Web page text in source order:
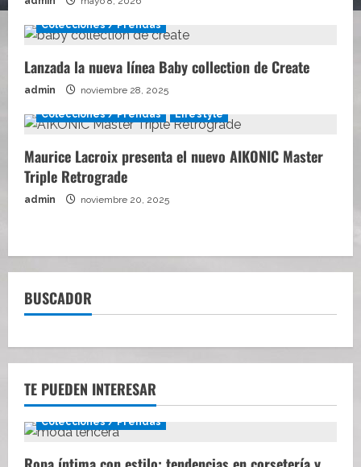
Colecciones / Prendas
Lanzada la nueva línea Baby collection de Create
admin noviembre 28, 2025
Colecciones / Prendas Lifestyle
Maurice Lacroix presenta el nuevo AIKONIC Master
Triple Retrograde
admin noviembre 20, 2025
BUSCADOR
TE PUEDEN INTERESAR
Colecciones / Prendas